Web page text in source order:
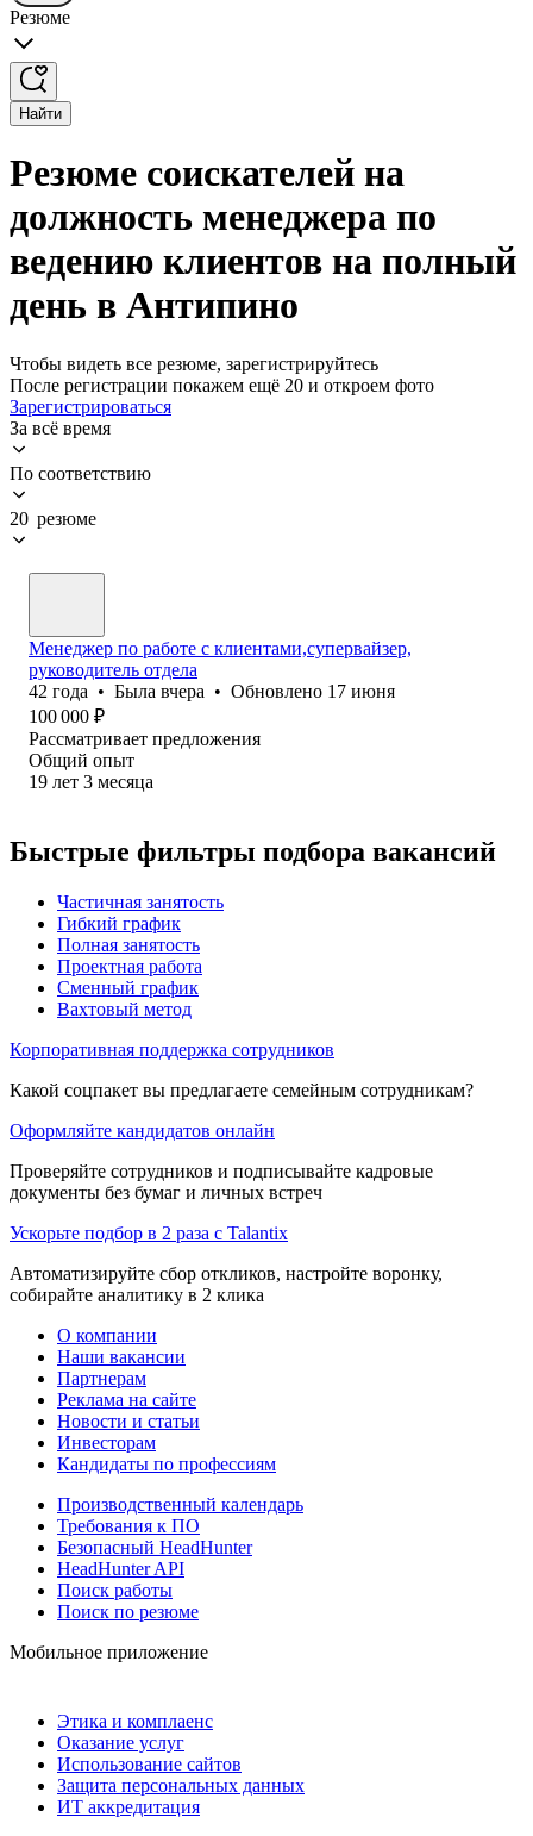
Резюме
Найти
Резюме соискателей на
должность менеджера по
ведению клиентов на полный
день в Антипино
Чтобы видеть все резюме, зарегистрируйтесь
После регистрации покажем ещё 20 и откроем фото
Зарегистрироваться
За всё время
По соответствию
20 резюме
Менеджер по работе с клиентами,супервайзер,
руководитель отдела
42 года • Была вчера • Обновлено 17 июня
100 000 ₽
Рассматривает предложения
Общий опыт
19 лет 3 месяца
Быстрые фильтры подбора вакансий
Частичная занятость
Гибкий график
Полная занятость
Проектная работа
Сменный график
Вахтовый метод
Корпоративная поддержка сотрудников
Какой соцпакет вы предлагаете семейным сотрудникам?
Оформляйте кандидатов онлайн
Проверяйте сотрудников и подписывайте кадровые
документы без бумаг и личных встреч
Ускорьте подбор в 2 раза с Talantix
Автоматизируйте сбор откликов, настройте воронку,
собирайте аналитику в 2 клика
О компании
Наши вакансии
Партнерам
Реклама на сайте
Новости и статьи
Инвесторам
Кандидаты по профессиям
Производственный календарь
Требования к ПО
Безопасный HeadHunter
HeadHunter API
Поиск работы
Поиск по резюме
Мобильное приложение
Этика и комплаенс
Оказание услуг
Использование сайтов
Защита персональных данных
ИТ аккредитация